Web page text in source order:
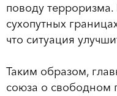
поводу
сухопутных
что ситуация
Таким образом,
союза о свободном